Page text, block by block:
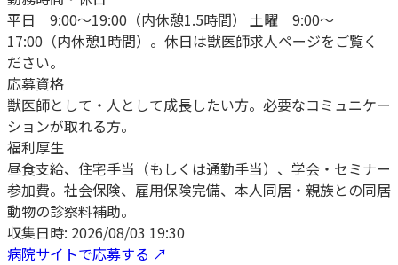
平日 9:00〜19:00（内休憩1.5時間） 土曜 9:00〜
17:00（内休憩1時間）。休日は獣医師求人ページをご覧く
ださい。
応募資格
獣医師として・人として成長したい方。必要なコミュニケー
ションが取れる方。
福利厚生
昼食支給、住宅手当（もしくは通勤手当）、学会・セミナー
参加費。社会保険、雇用保険完備、本人同居・親族との同居
動物の診察料補助。
収集日時: 2026/08/03 19:30
病院サイトで応募する ↗